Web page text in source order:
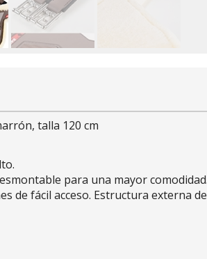
talla 120 cm
para una mayor
de fácil acceso. Estructura externa